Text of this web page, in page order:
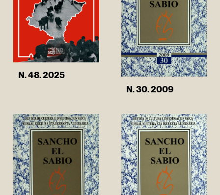
N. 48. 2025
N. 30. 2009